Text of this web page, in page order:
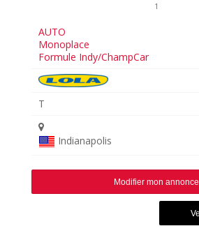
1
AUTO
Monoplace
Formule Indy/ChampCar
T
Indianapolis
Modifier mon annonce